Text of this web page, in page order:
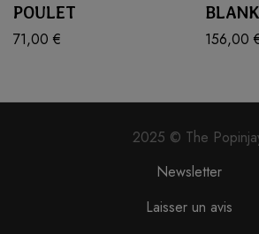
POULET
71,00 €
156,00
2025 © The
Newsletter
Laisser un avis